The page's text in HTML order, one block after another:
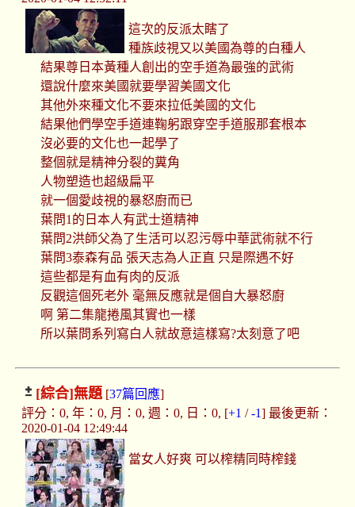
這次的反派太瞎了
種族歧視又以美國為尊的白種人
結果尊日本黃種人創出的空手道為最強的武術
還說什麼來美國就要學習美國文化
其他外來種文化不要來拉低美國的文化
結果他們學空手道連鞠躬跟穿空手道服那套根本
沒必要的文化也一起學了
整個就是精神分裂的糞角
人物塑造也超級扁平
就一個愛歧視的暴怒廚而已
葉問1的日本人有武士道精神
葉問2洪師父為了生活可以忍污辱中華武術就不行
葉問3泰森有品 張天志為人正直 只是際遇不好
這些都是有血有肉的反派
反觀這個死老外 毫無反應就是個自大暴怒廚
啊 第二集龍捲風其實也一樣
所以葉問系列寫白人就故意這樣寫?太刻意了吧
[綜合]無題[37篇回應]
評分：0, 年：0, 月：0, 週：0, 日：0, [+1 /-1] 最後更新：
2020-01-04 12:49:44
當女人好爽 可以榨精同時榨錢